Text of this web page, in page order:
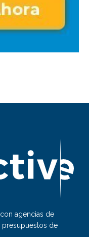
agencias de
presupuestos de